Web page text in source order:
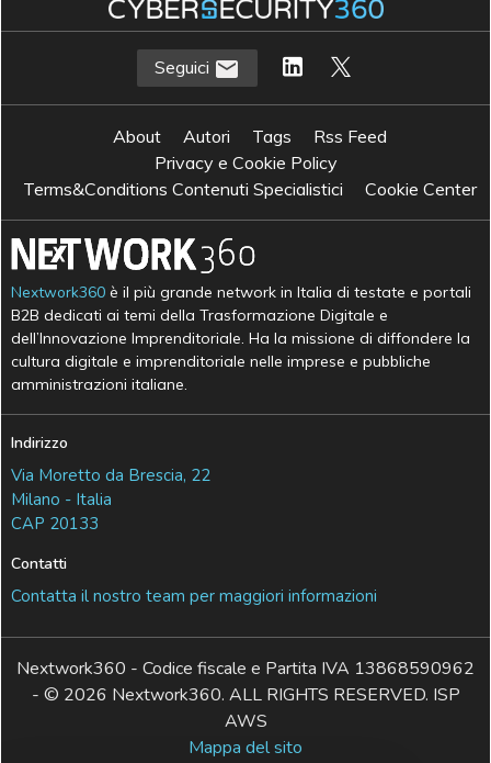
Seguici
About Autori Tags
Rss Feed
Privacy e Cookie Policy
Terms&Conditions Contenuti Specialistici
Cookie Center
Nextwork360 è il più grande network in Italia di testate e portali
B2B dedicati ai temi della Trasformazione Digitale e
dell’Innovazione Imprenditoriale. Ha la missione di diffondere la
cultura digitale e imprenditoriale nelle imprese e pubbliche
amministrazioni italiane.
Indirizzo
Via Moretto da Brescia, 22
Milano - Italia
CAP 20133
Contatti
Contatta il nostro team per maggiori informazioni
Nextwork360 - Codice fiscale e Partita IVA 13868590962
- © 2026 Nextwork360. ALL RIGHTS RESERVED. ISP
AWS
Mappa del sito